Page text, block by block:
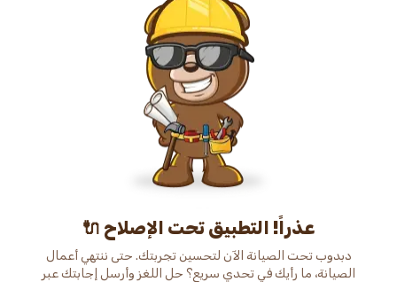
عذراً! التطبيق تحت الإصلاح 🔌
دبدوب تحت الصيانة الآن لتحسين تجربتك. حتى ننتهي أعمال
الصيانة، ما رأيك في تحدي سريع؟ حل اللغز وأرسل إجابتك عبر